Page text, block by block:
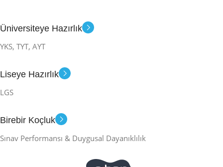
Üniversiteye Hazırlık
YKS, TYT, AYT
Liseye Hazırlık
LGS
Birebir Koçluk
Sınav Performansı & Duygusal Dayanıklılık